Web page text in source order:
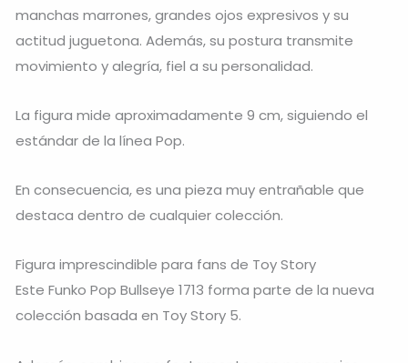
manchas marrones, grandes ojos expresivos y su
actitud juguetona. Además, su postura transmite
movimiento y alegría, fiel a su personalidad.
La figura mide aproximadamente 9 cm, siguiendo el
estándar de la línea Pop.
En consecuencia, es una pieza muy entrañable que
destaca dentro de cualquier colección.
Figura imprescindible para fans de Toy Story
Este Funko Pop Bullseye 1713 forma parte de la nueva
colección basada en Toy Story 5.